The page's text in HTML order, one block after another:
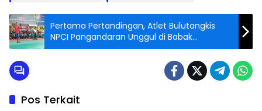
Pertama Pertandingan, Atlet Bulutangkis
NPCI Pangandaran Unggul di Babak
Penyisihan
Pos Terkait